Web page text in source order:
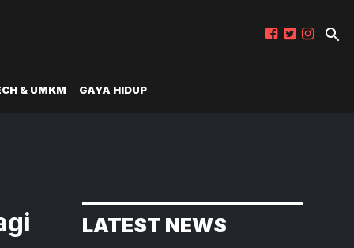
& UMKM GAYA HIDUP
LATEST NEWS